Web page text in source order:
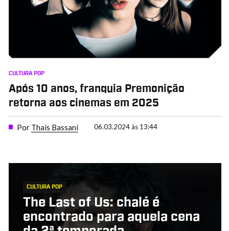
CULTURA POP
Após 10 anos, franquia Premonição
retorna aos cinemas em 2025
Por Thais Bassani 06.03.2024 às 13:44
CULTURA POP
The Last of Us: chalé é
encontrado para aquela cena